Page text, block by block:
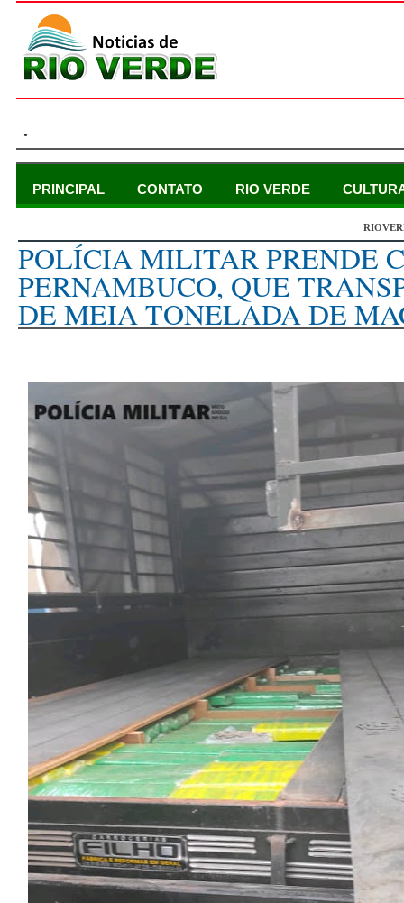
.
PRINCIPAL CONTATO RIO VERDE
POLÍCIA MILITAR PRENDE
PERNAMBUCO, QUE
DE MEIA TONELADA DE